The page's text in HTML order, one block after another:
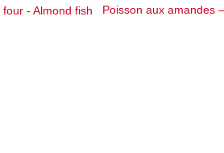
Poisson aux amandes